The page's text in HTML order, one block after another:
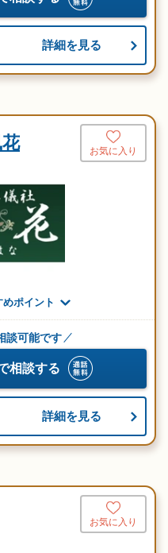
詳細を見る
お気に入り
ポイント
談可能です
相談する
詳細を見る
お気に入り